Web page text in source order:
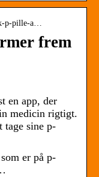
p-pille-a…
frem
en app, der
medicin rigtigt.
tage sine p-
er på p-